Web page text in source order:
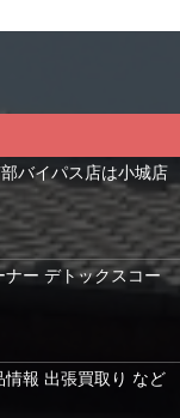
バイパス店は小城店
ナー デトックスコー
情報 出張買取り など